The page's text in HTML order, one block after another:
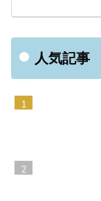
人気記事